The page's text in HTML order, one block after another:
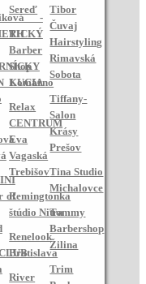
-
LUCIA
of
Sereď
RH
Barber
Shop
Komárno
Relax
CENTRUM
Eva
Vagaská
Trebišov
Remingtonka
štúdio Nitra
Renelook
Bratislava
River
Tibor
Čuvaj
Hairstyling
Rimavská
Sobota
Tiffany-
Salon
Krásy
Prešov
Tina Studio
Michalovce
Tommy
Barbershop
Žilina
Trim